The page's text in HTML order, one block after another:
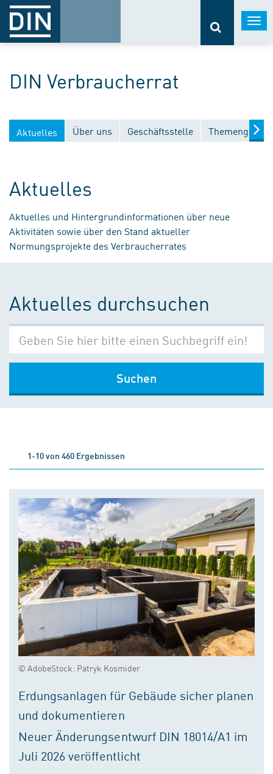
DIN Verbraucherrat
Aktuelles Über uns Geschäftsstelle
Aktuelles
Aktuelles und Hintergrundinformationen über neue
Aktivitäten sowie über den Stand aktueller
Normungsprojekte des Verbraucherrates
Aktuelles durchsuchen
Suchen
1-10 von 460 Ergebnissen
© AdobeStock: Patryk Kosmider
Erdungsanlagen für Gebäude sicher planen
und dokumentieren
Neuer Änderungsentwurf DIN 18014/A1 im
Juli 2026 veröffentlicht